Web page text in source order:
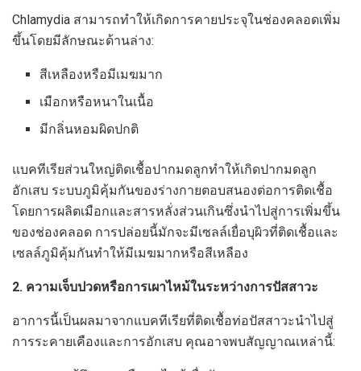
Chlamydia สามารถทำให้เกิดการคายประจุในช่องคลอดเพิ่ม
ขึ้นโดยมีลักษณะด้านล่าง:
สีเหลืองหรือมีเมฆมาก
เมือกหรือหนาในเนื้อ
มีกลิ่นหอมผิดปกติ
แบคทีเรียส่วนใหญ่ติดเชื้อปากมดลูกทำให้เกิดปากมดลูก
อักเสบ ระบบภูมิคุ้มกันของร่างกายตอบสนองต่อการติดเชื้อ
โดยการผลิตเมือกและสารหลั่งส่วนเกินซึ่งนำไปสู่การเพิ่มขึ้น
ของช่องคลอด การปล่อยนี้มักจะมีเซลล์เยื่อบุผิวที่ติดเชื้อและ
เซลล์ภูมิคุ้มกันทำให้มีเมฆมากหรือสีเหลือง
2. ความเจ็บปวดหรือการเผาไหม้ในระหว่างการปัสสาวะ
อาการนี้เป็นผลมาจากแบคทีเรียที่ติดเชื้อท่อปัสสาวะนำไปสู่
การระคายเคืองและการอักเสบ คุณอาจพบสัญญาณเหล่านี้: